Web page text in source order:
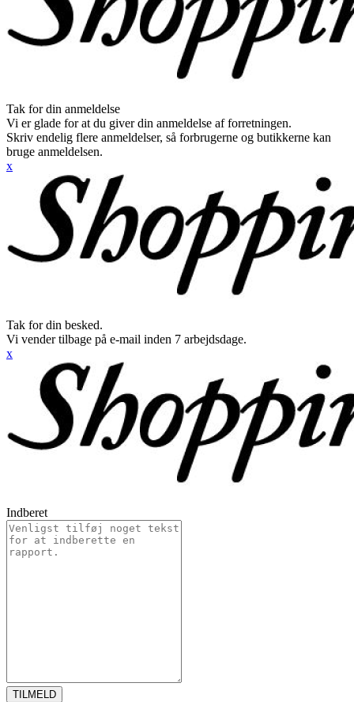
Tak for din anmeldelse
Vi er glade for at du giver din anmeldelse af forretningen.
Skriv endelig flere anmeldelser, så forbrugerne og butikkerne kan
bruge anmeldelsen.
x
Tak for din besked.
Vi vender tilbage på e-mail inden 7 arbejdsdage.
x
Indberet
TILMELD